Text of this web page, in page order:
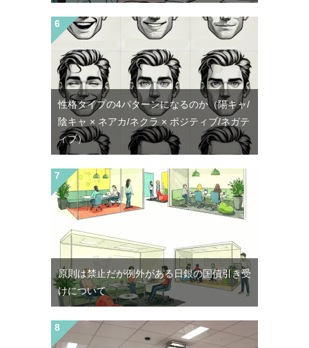
性格タイプの4パターンになるのか（陽キャ/
陰キャ × ネアカ/ネクラ × ポジティブ/ネガテ
ィブ）
原則は禁止だが例外がある日銀の国債引き受
けについて